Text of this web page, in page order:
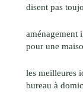
disent pas
aménagement
pour une
les meilleures
bureau à